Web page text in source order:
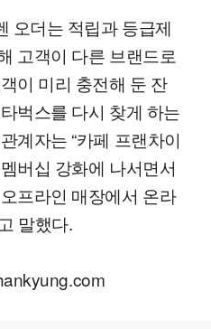
오더는 적립과 등급제
고객이 다른 브랜드로
이 미리 충전해 둔 잔
벅스를 다시 찾게 하는
계자는 “카페 프랜차이
버십 강화에 나서면서
프라인 매장에서 온라
말했다.